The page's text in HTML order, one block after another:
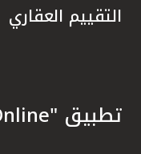
التقييم العقاري
تطبيق "KFHOnline" للهواتف الذكية